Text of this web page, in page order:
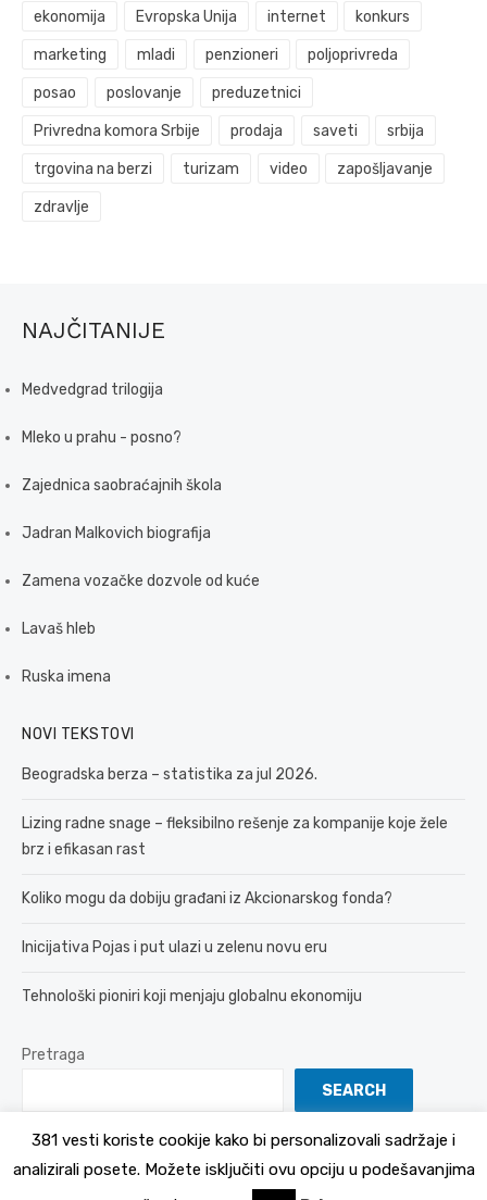
ekonomija Evropska Unija internet konkurs
marketing mladi penzioneri poljoprivreda
posao poslovanje preduzetnici
Privredna komora Srbije prodaja saveti srbija
trgovina na berzi turizam video zapošljavanje
zdravlje
NAJČITANIJE
Medvedgrad trilogija
Mleko u prahu - posno?
Zajednica saobraćajnih škola
Jadran Malkovich biografija
Zamena vozačke dozvole od kuće
Lavaš hleb
Ruska imena
NOVI TEKSTOVI
Beogradska berza – statistika za jul 2026.
Lizing radne snage – fleksibilno rešenje za kompanije koje žele
brz i efikasan rast
Koliko mogu da dobiju građani iz Akcionarskog fonda?
Inicijativa Pojas i put ulazi u zelenu novu eru
Tehnološki pioniri koji menjaju globalnu ekonomiju
Pretraga
SEARCH
Politika Privatnosti
381 vesti koriste cookije kako bi personalizovali sadržaje i
analizirali posete. Možete isključiti ovu opciju u podešavanjima